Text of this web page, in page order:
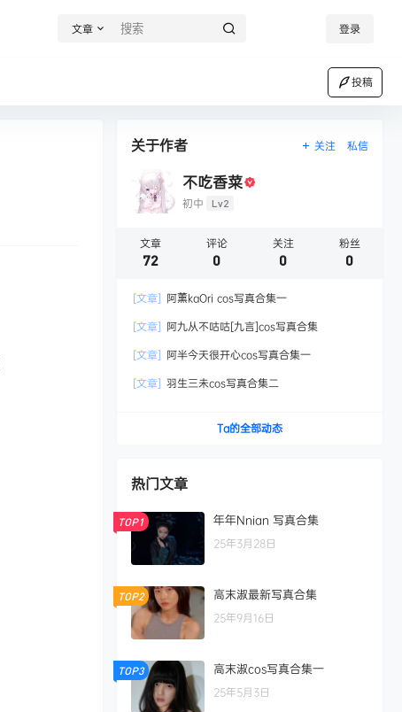
文章 登录
投稿
关于作者 关注 私信
不吃香菜
初中 Lv2
文章
72
评论
0
关注
0
粉丝
0
[文章] 阿薰kaOri cos写真合集一
[文章] 阿九从不咕咕[九言]cos写真合集
[文章] 阿半今天很开心cos写真合集一
[文章] 羽生三未cos写真合集二
Ta的全部动态
热门文章
TOP1 年年Nnian 写真合集
25年3月28日
TOP2 高末淑最新写真合集
25年9月16日
TOP3 高末淑cos写真合集一
25年5月3日